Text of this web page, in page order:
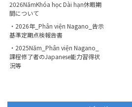
2026NămKhóa học Dài hạn休暇期
間について
・2026年_Phân viện Nagano_告示
基準定期点検報告書
・2025Năm_Phân viện Nagano_
課程修了者のJapanese能力習得状
況等